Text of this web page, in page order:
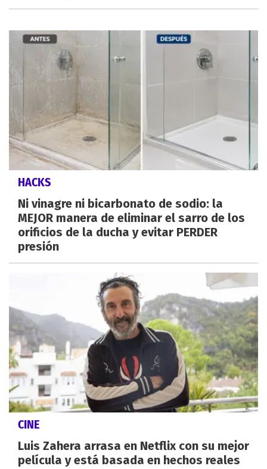
HACKS
Ni vinagre ni bicarbonato de sodio: la
MEJOR manera de eliminar el sarro de los
orificios de la ducha y evitar PERDER
presión
CINE
Luis Zahera arrasa en Netflix con su mejor
película y está basada en hechos reales